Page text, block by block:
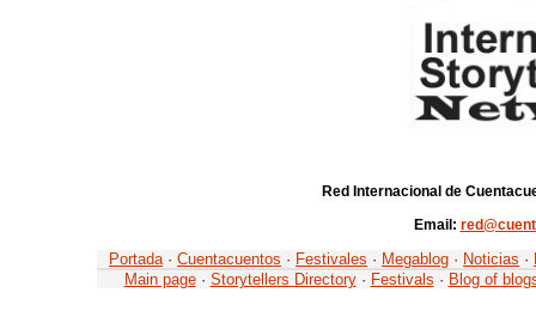
Red Internacional de
Email:
Portada · Cuentacuentos · Festivales · Megablog · Noticias ·
Main page · Storytellers Directory · Festivals · Blog of